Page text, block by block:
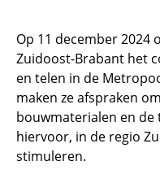
Op 11 december 2024
Zuidoost-Brabant het
en telen in de
maken ze afspraken
bouwmaterialen en de
hiervoor, in de regio
stimuleren.